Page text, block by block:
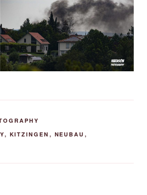
, KITZINGEN , NEUBAU ,